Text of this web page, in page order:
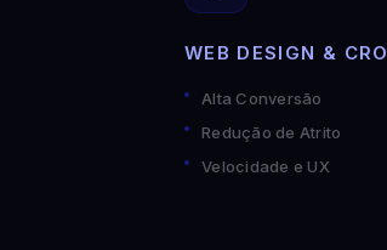
WEB DESIGN & CRO
Alta Conversão
Redução de Atrito
Velocidade e UX